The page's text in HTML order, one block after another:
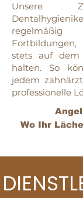
Unsere
regelmäßig
stets auf dem
halten. So
jedem
professionelle
Wo Ihr